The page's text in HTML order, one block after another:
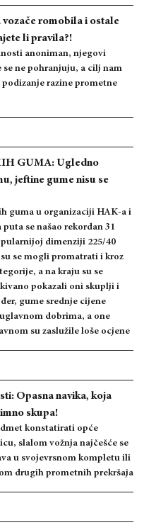
vozače romobila i ostale
li pravila?!
anoniman, njegovi
ne pohranjuju, a cilj nam
razine prometne
GUMA: Ugledno
jeftine gume nisu se
guma u organizaciji HAK-a i
se našao rekordan 31
dimenziji 225/40
se mogli promatrati i kroz
a na kraju su se
pokazali oni skuplji i
gume srednje cijene
dobrima, a one
su zaslužile loše ocjene
Opasna navika, koja
skupa!
konstatirati opće
slalom vožnja najčešće se
u svojevrsnom kompletu ili
drugih prometnih prekršaja